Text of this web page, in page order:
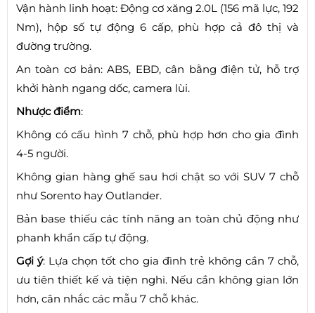
Vận hành linh hoạt: Động cơ xăng 2.0L (156 mã lực, 192
Nm), hộp số tự động 6 cấp, phù hợp cả đô thị và
đường trường.
An toàn cơ bản: ABS, EBD, cân bằng điện tử, hỗ trợ
khởi hành ngang dốc, camera lùi.
Nhược điểm:
Không có cấu hình 7 chỗ, phù hợp hơn cho gia đình
4-5 người.
Không gian hàng ghế sau hơi chật so với SUV 7 chỗ
như Sorento hay Outlander.
Bản base thiếu các tính năng an toàn chủ động như
phanh khẩn cấp tự động.
Gợi ý: Lựa chọn tốt cho gia đình trẻ không cần 7 chỗ,
ưu tiên thiết kế và tiện nghi. Nếu cần không gian lớn
hơn, cân nhắc các mẫu 7 chỗ khác.